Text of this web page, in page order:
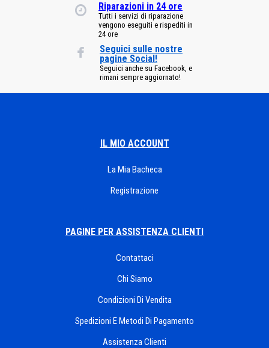
Riparazioni in 24 ore
Tutti i servizi di riparazione
vengono eseguiti e rispediti in
24 ore
Seguici sulle nostre
pagine Social!
Seguici anche su Facebook, e
rimani sempre aggiornato!
IL MIO ACCOUNT
La Mia Bacheca
Registrazione
PAGINE PER ASSISTENZA CLIENTI
Contattaci
Chi Siamo
Condizioni Di Vendita
Spedizioni E Metodi Di Pagamento
Assistenza Clienti